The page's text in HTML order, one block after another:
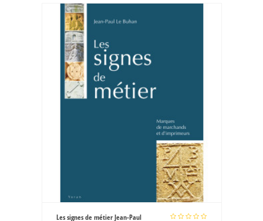
Les signes de métier Jean-Paul